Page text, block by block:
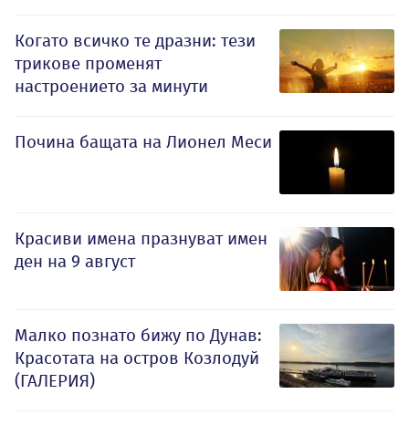
Когато всичко те дразни: тези
трикове променят
настроението за минути
Почина бащата на Лионел Меси
Красиви имена празнуват имен
ден на 9 август
Малко познато бижу по Дунав:
Красотата на остров Козлодуй
(ГАЛЕРИЯ)